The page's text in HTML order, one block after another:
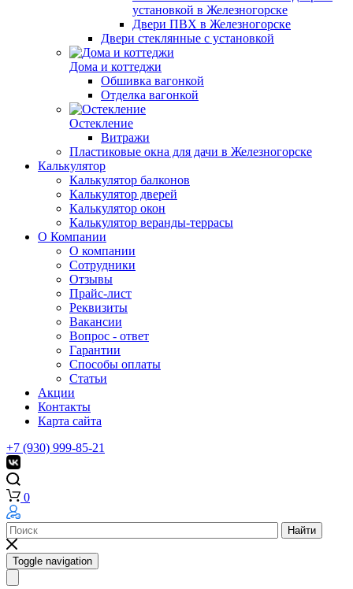
установкой в Железногорске
Двери ПВХ в Железногорске
Двери стеклянные с установкой
Дома и коттеджи
Обшивка вагонкой
Отделка вагонкой
Остекление
Витражи
Пластиковые окна для дачи в Железногорске
Калькулятор
Калькулятор балконов
Калькулятор дверей
Калькулятор окон
Калькулятор веранды-террасы
О Компании
О компании
Сотрудники
Отзывы
Прайс-лист
Реквизиты
Вакансии
Вопрос - ответ
Гарантии
Способы оплаты
Статьи
Акции
Контакты
Карта сайта
+7 (930) 999-85-21
0
Найти
Toggle navigation